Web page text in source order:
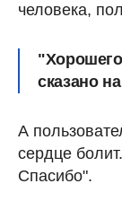
человека,
сказано
А
сердце
Спасибо".